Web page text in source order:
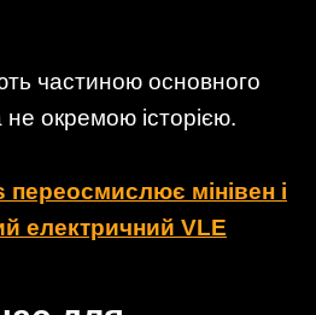
частиною основного
окремою історією.
переосмислює мінівен і
електричний VLE